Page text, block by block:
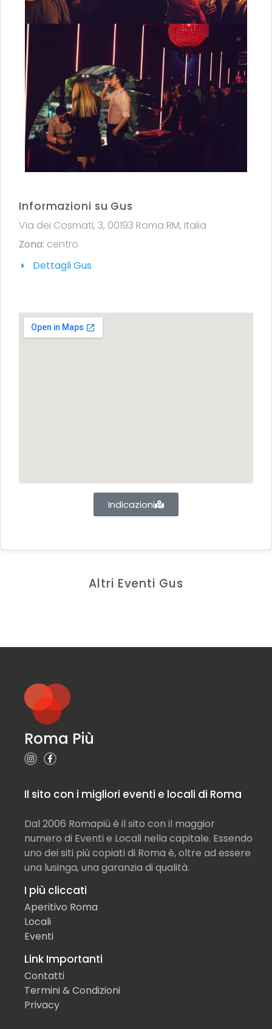
Informazioni su Gus
Via dei Cosmati, 3, 00193 Roma RM, Italia
Zona: centro
Dettagli Gus
Indicazioni
Altri Eventi Gus
Roma Più
Il sito con i migliori eventi e locali di Roma
Dal 2006 Romapiù è il sito con il maggior
numero di Eventi e Locali nella capitale. Essendo
uno dei siti più copiati di Roma è, oltre ad essere
una lusinga, una garanzia di qualità.
I più cliccati
Aperitivo Roma
Locali
Eventi
Link Importanti
Contatti
Termini & Condizioni
Privacy